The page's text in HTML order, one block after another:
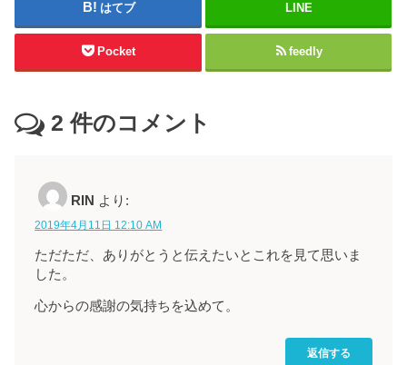
はてブ LINE
Pocket feedly
2 件のコメント
RIN より:
2019年4月11日 12:10 AM
ただただ、ありがとうと伝えたいとこれを見て思いま
した。
心からの感謝の気持ちを込めて。
返信する